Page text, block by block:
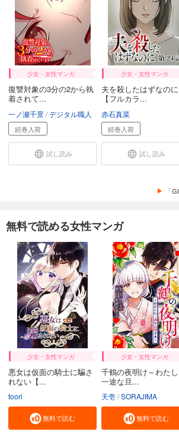
あらすじを表示する
78 円 (税込)
完結
完結
78円 (税込)
完結
あらすじを表示する
78円 (税込)
完結
あらすじを表示する
完結
少女・女性マンガ
復讐対象の3分の2から執
着されて...
一ノ瀬千景 デジタル職人
続巻入荷
試し読み
少女・女性マンガ
夫を殺したはずなのに
【フルカラ...
赤石真菜
続巻入荷
試し読み
「
無料で読める女性マンガ
少女・女性マンガ
悪女は仮面の騎士に騙さ
れない【...
toori
無料で読む
少女・女性マンガ
千鶴の夜明け～わた
一途な旦...
天壱 SORAJIMA
無料で読む